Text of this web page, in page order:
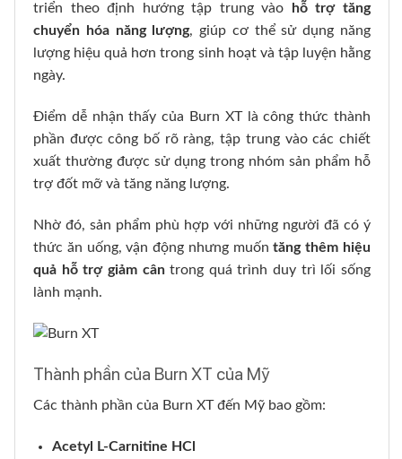
triển theo định hướng tập trung vào
hỗ trợ tăng
chuyển hóa năng lượng, giúp cơ thể sử dụng năng
lượng hiệu quả hơn trong sinh hoạt và tập luyện hằng
ngày.
Điểm dễ nhận thấy của Burn XT là công thức thành
phần được công bố rõ ràng, tập trung vào các chiết
xuất thường được sử dụng trong nhóm sản phẩm hỗ
trợ đốt mỡ và tăng năng lượng.
Nhờ đó, sản phẩm phù hợp với những người đã có ý
thức ăn uống, vận động nhưng muốntăng thêm hiệu
quả hỗ trợ giảm cântrong quá trình duy trì lối sống
lành mạnh.
Thành phần của Burn XT của Mỹ
Các thành phần của Burn XT đến Mỹ bao gồm:
Acetyl L-Carnitine HCl